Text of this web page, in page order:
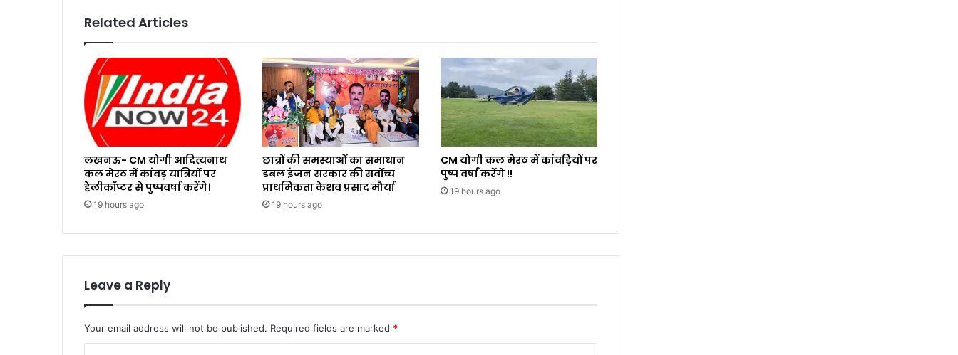
Related Articles
लखनऊ- CM योगी आदित्यनाथ
कल मेरठ में कांवड़ यात्रियों पर
हेलीकॉप्टर से पुष्पवर्षा करेंगे।
19 hours ago
छात्रों की समस्याओं का समाधान
डबल इंजन सरकार की सर्वोच्च
प्राथमिकता केशव प्रसाद मौर्या
19 hours ago
CM योगी कल मेरठ में कांवड़ियों पर
पुष्प वर्षा करेंगे !!
19 hours ago
Leave a Reply
Your email address will not be published. Required fields are marked *